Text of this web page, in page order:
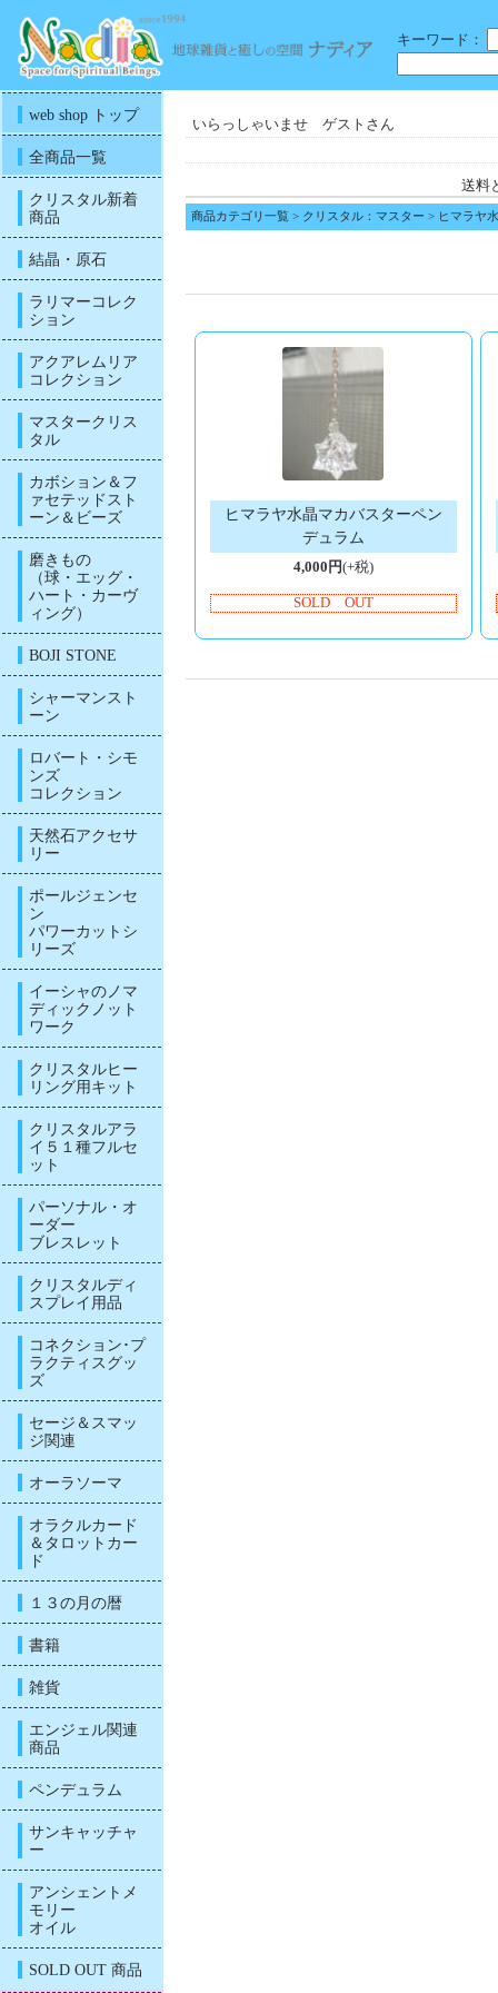
キーワード：
web shop トップ
全商品一覧
クリスタル新着
商品
結晶・原石
ラリマーコレク
ション
アクアレムリア
コレクション
マスタークリス
タル
カボション＆フ
ァセテッドスト
ーン＆ビーズ
磨きもの
（球・エッグ・
ハート・カーヴ
ィング）
BOJI STONE
シャーマンスト
ーン
ロバート・シモ
ンズ
コレクション
天然石アクセサ
リー
ポールジェンセ
ン
パワーカットシ
リーズ
イーシャのノマ
ディックノット
ワーク
クリスタルヒー
リング用キット
クリスタルアラ
イ５１種フルセ
ット
パーソナル・オ
ーダー
ブレスレット
クリスタルディ
スプレイ用品
コネクション･プ
ラクティスグッ
ズ
セージ＆スマッ
ジ関連
オーラソーマ
オラクルカード
＆タロットカー
ド
１３の月の暦
書籍
雑貨
エンジェル関連
商品
ペンデュラム
サンキャッチャ
ー
アンシェントメ
モリー
オイル
SOLD OUT 商品
いらっしゃいませ ゲストさん
送料
商品カテゴリ一覧 > クリスタル：マスター > ヒマラヤ
ヒマラヤ水晶マカバスターペン
デュラム
4,000円(+税)
SOLD OUT